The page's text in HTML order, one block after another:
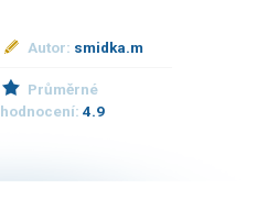
Autor: smidka.m
Průměrné
hodnocení:4.9